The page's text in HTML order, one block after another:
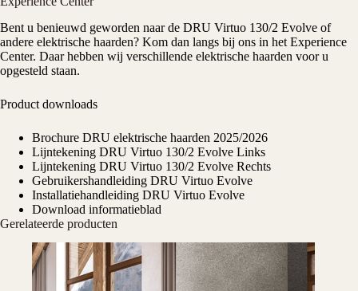
Bent u benieuwd geworden naar de DRU Virtuo 130/2 Evolve of
andere elektrische haarden? Kom dan langs bij ons in het Experience
Center. Daar hebben wij verschillende elektrische haarden voor u
opgesteld staan.
Product downloads
Brochure DRU elektrische haarden 2025/2026
Lijntekening DRU Virtuo 130/2 Evolve Links
Lijntekening DRU Virtuo 130/2 Evolve Rechts
Gebruikershandleiding DRU Virtuo Evolve
Installatiehandleiding DRU Virtuo Evolve
Download informatieblad
Gerelateerde producten